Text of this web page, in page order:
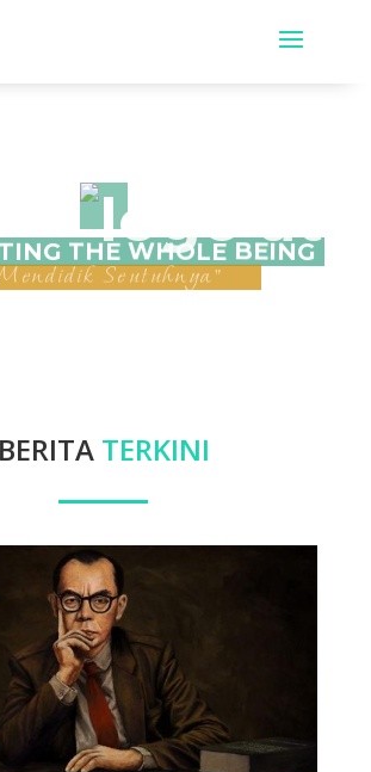
THE WHOLE BEING
Seutuhnya"
BERITA TERKINI